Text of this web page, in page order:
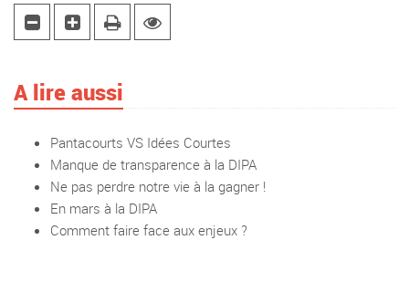
A lire aussi
Pantacourts VS Idées Courtes
Manque de transparence à la DIPA
Ne pas perdre notre vie à la gagner !
En mars à la DIPA
Comment faire face aux enjeux ?